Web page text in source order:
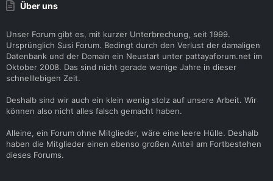
Über uns
Unser Forum gibt es, mit kurzer Unterbrechung, seit 1999.
Ursprünglich Susi Forum. Bedingt durch den Verlust der damaligen
Datenbank und der Domain ein Neustart unter pattayaforum.net im
Oktober 2008. Das sind nicht gerade wenige Jahre in dieser
schnelllebigen Zeit.
Deshalb sind wir auch ein klein wenig stolz auf unsere Arbeit. Wir
können also nicht alles falsch gemacht haben.
Alleine, ein Forum ohne Mitglieder, wäre eine leere Hülle. Deshalb
haben die Mitglieder einen ebenso großen Anteil am Fortbestehen
dieses Forums.